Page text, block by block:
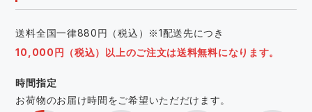
送料全国一律880円（税込）※1配送先につき
10,000円（税込）以上のご注文は送料無料になります。
時間指定
お荷物のお届け時間をご希望いただだけます。